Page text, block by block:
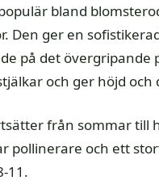
populär bland
Den ger en
på det
och ger höjd
från sommar till
pollinerare och ett
11.